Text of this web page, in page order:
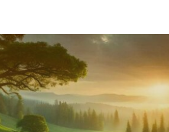
Névtelen
Szellemtől
70."